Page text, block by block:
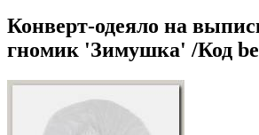
Конверт-одеяло на
гномик 'Зимушка' /Код